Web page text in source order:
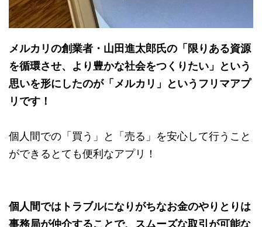
メルカリの創業者・山田進太郎氏の「限りある資源
を循環させ、より豊かな社会をつくりたい」という
思いを形にしたのが「メルカリ」というフリマアプ
リです！
個人間での「買う」と「売る」を安心して行うこと
ができるとても便利なアプリ！
個人間ではトラブルになりがちなお金のやりとりは
事務局が仲介することで、スムーズな取引が可能な